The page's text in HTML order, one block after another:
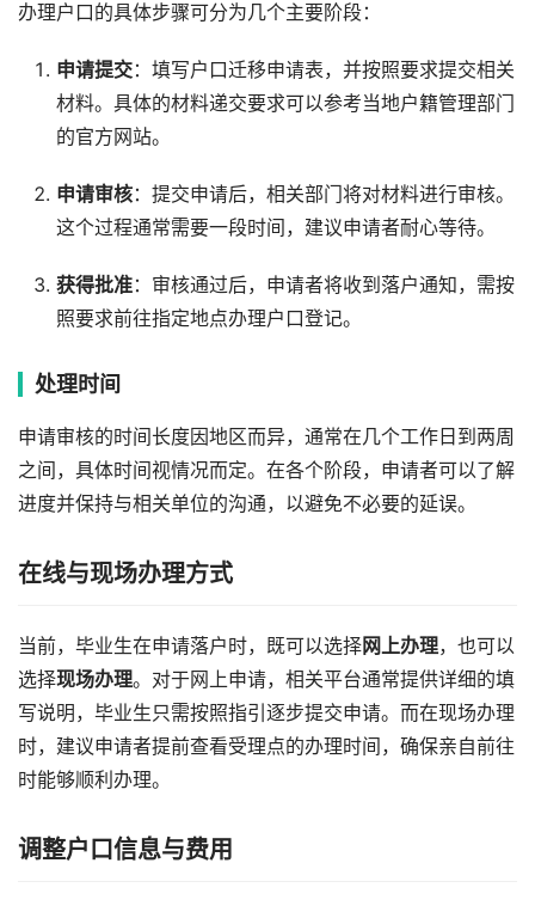
办理户口的具体步骤可分为几个主要阶段：
申请提交：填写户口迁移申请表，并按照要求提交相关
材料。具体的材料递交要求可以参考当地户籍管理部门
的官方网站。
申请审核：提交申请后，相关部门将对材料进行审核。
这个过程通常需要一段时间，建议申请者耐心等待。
获得批准：审核通过后，申请者将收到落户通知，需按
照要求前往指定地点办理户口登记。
处理时间
申请审核的时间长度因地区而异，通常在几个工作日到两周
之间，具体时间视情况而定。在各个阶段，申请者可以了解
进度并保持与相关单位的沟通，以避免不必要的延误。
在线与现场办理方式
当前，毕业生在申请落户时，既可以选择网上办理，也可以
选择现场办理。对于网上申请，相关平台通常提供详细的填
写说明，毕业生只需按照指引逐步提交申请。而在现场办理
时，建议申请者提前查看受理点的办理时间，确保亲自前往
时能够顺利办理。
调整户口信息与费用